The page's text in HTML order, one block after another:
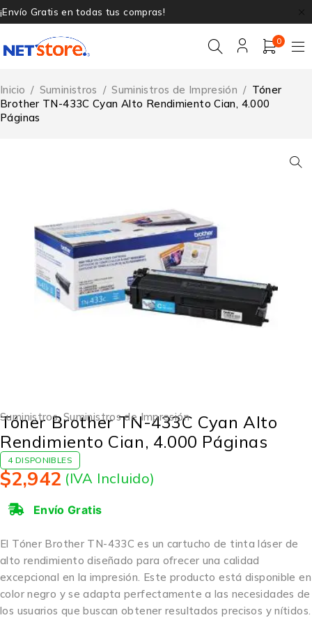
¡Envío Gratis en todas tus compras!
0
Inicio / Suministros / Suministros de Impresión / Tóner
Brother TN-433C Cyan Alto Rendimiento Cian, 4.000
Páginas
Suministros,Suministros de Impresión
Tóner Brother TN-433C Cyan Alto
Rendimiento Cian, 4.000 Páginas
4 DISPONIBLES
$2,942 (IVA Incluido)
Envío Gratis
El Tóner Brother TN-433C es un cartucho de tinta láser de
alto rendimiento diseñado para ofrecer una calidad
excepcional en la impresión. Este producto está disponible en
color negro y se adapta perfectamente a las necesidades de
los usuarios que buscan obtener resultados precisos y nítidos.